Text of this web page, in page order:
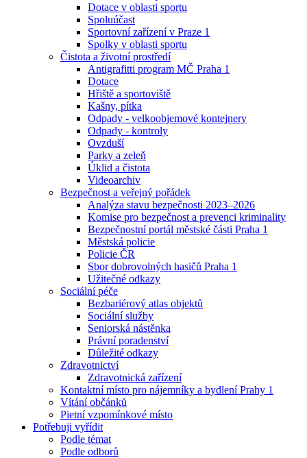
Dotace v oblasti sportu
Spoluúčast
Sportovní zařízení v Praze 1
Spolky v oblasti sportu
Čistota a životní prostředí
Antigrafitti program MČ Praha 1
Dotace
Hřiště a sportoviště
Kašny, pítka
Odpady - velkoobjemové kontejnery
Odpady - kontroly
Ovzduší
Parky a zeleň
Úklid a čistota
Videoarchiv
Bezpečnost a veřejný pořádek
Analýza stavu bezpečnosti 2023–2026
Komise pro bezpečnost a prevenci kriminality
Bezpečnostní portál městské části Praha 1
Městská policie
Policie ČR
Sbor dobrovolných hasičů Praha 1
Užitečné odkazy
Sociální péče
Bezbariérový atlas objektů
Sociální služby
Seniorská nástěnka
Právní poradenství
Důležité odkazy
Zdravotnictví
Zdravotnická zařízení
Kontaktní místo pro nájemníky a bydlení Prahy 1
Vítání občánků
Pietní vzpomínkové místo
Potřebuji vyřídit
Podle témat
Podle odborů